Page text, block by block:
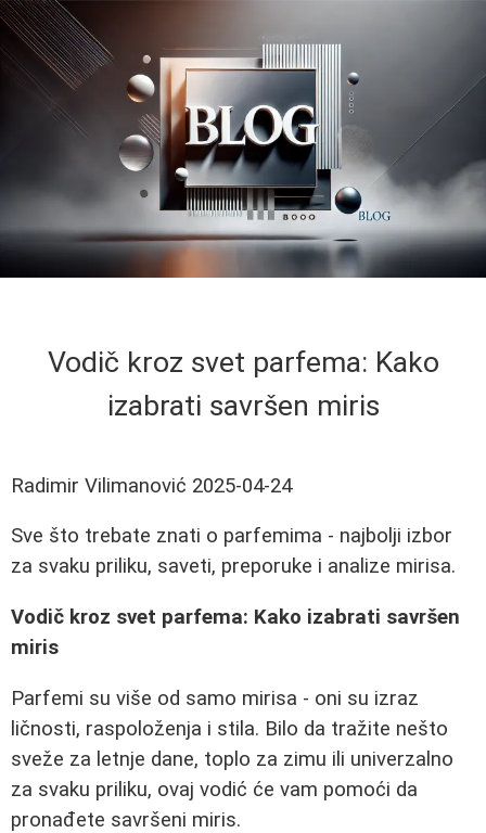
Vodič kroz svet parfema: Kako
izabrati savršen miris
Radimir Vilimanović 2025-04-24
Sve što trebate znati o parfemima - najbolji izbor
za svaku priliku, saveti, preporuke i analize mirisa.
Vodič kroz svet parfema: Kako izabrati savršen
miris
Parfemi su više od samo mirisa - oni su izraz
ličnosti, raspoloženja i stila. Bilo da tražite nešto
sveže za letnje dane, toplo za zimu ili univerzalno
za svaku priliku, ovaj vodić će vam pomoći da
pronađete savršeni miris.